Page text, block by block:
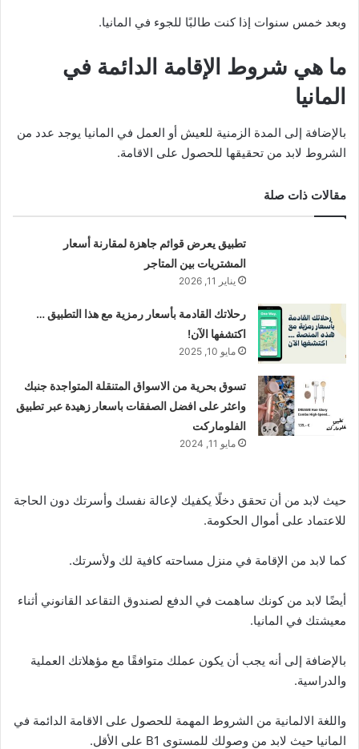
وبعد خمس سنوات إذا كنت طالبًا للجوء في المانيا.
ما هي شروط الإقامة الدائمة في
المانيا
بالإضافة إلى المدة الزمنية للعيش أو العمل في المانيا يوجد عدد من
الشروط لابد من تحقيقها للحصول على الاقامة.
مقالات ذات صلة
تطبيق يعرض قوائم جاهزة لمقارنة أسعار
المشتريات بين المتاجر
يناير 11, 2026
رحلاتك القادمة بأسعار رمزية مع هذا التطبيق …
اكتشفها الآن!
مايو 10, 2025
تسوق بحرية من الاسواق المتنقلة المتواجدة جنبك
واعثر على افضل الصفقات باسعار زهيدة عبر تطبيق
الفلوماركت
مايو 11, 2024
حيث لابد من أن تحقق دخلًا يكفيك لإعالة نفسك وأسرتك دون الحاجة
للاعتماد على أموال الحكومة.
كما لابد من الإقامة في منزل مساحته كافية لك ولأسرتك.
أيضًا لابد من كونك ساهمت في الدفع لصندوق التقاعد القانوني أثناء
معيشتك في المانيا.
بالإضافة إلى أنه يجب أن يكون عملك متوافقًا مع مؤهلاتك العملية
والدراسية.
واللغة الالمانية من الشروط المهمة للحصول على الاقامة الدائمة في
المانيا حيث لابد من وصولك للمستوى B1 على الأقل.